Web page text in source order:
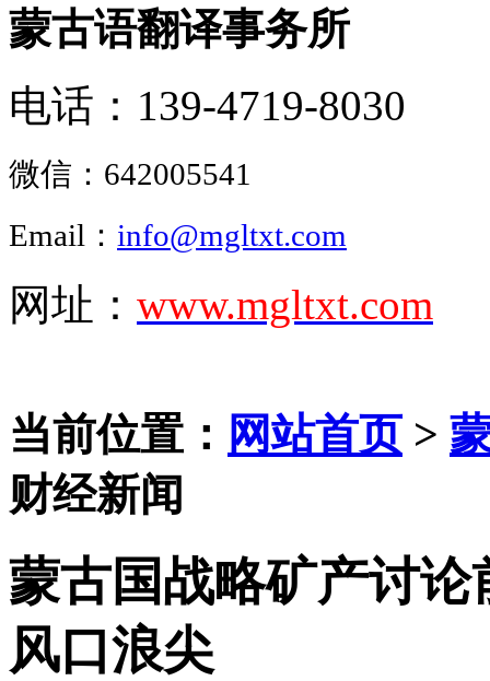
蒙古语翻译事务所
电话：139-4719-8030
微信： 642005541
Email： info@mgltxt.com
网址： www.mgltxt.com
当前位置： 网站首页>
财经新闻
蒙古国战略矿产讨
风口浪尖